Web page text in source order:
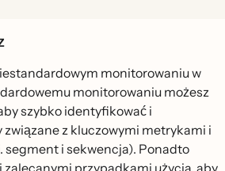
monitorowaniu w
monitorowaniu możesz
szybko identyfikować i
z kluczowymi metrykami i
segment i sekwencja). Ponadto
zalecanymi przypadkami użycia, aby